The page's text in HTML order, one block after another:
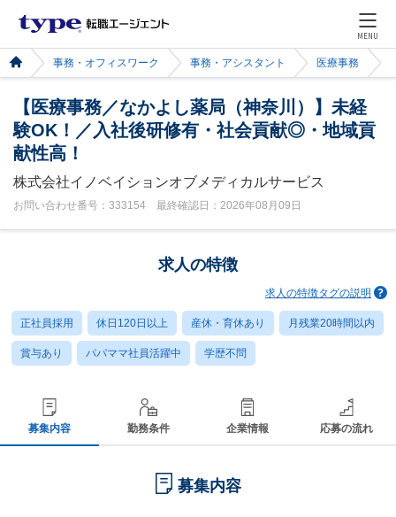
MENU
事務・オフィスワーク 事務・アシスタント 医療事務
【医療事務／なかよし薬局（神奈川）】未経
験OK！／入社後研修有・社会貢献◎・地域貢
献性高！
株式会社イノベイションオブメディカルサービス
お問い合わせ番号：333154 最終確認日：2026年08月09日
求人の特徴
求人の特徴タグの説明
正社員採用 休日120日以上 産休・育休あり 月残業20時間以内
賞与あり パパママ社員活躍中 学歴不問
募集内容 勤務条件 企業情報 応募の流れ
募集内容